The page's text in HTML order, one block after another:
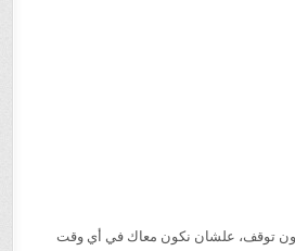
توقف، علشان نكون معاك في أي وقت